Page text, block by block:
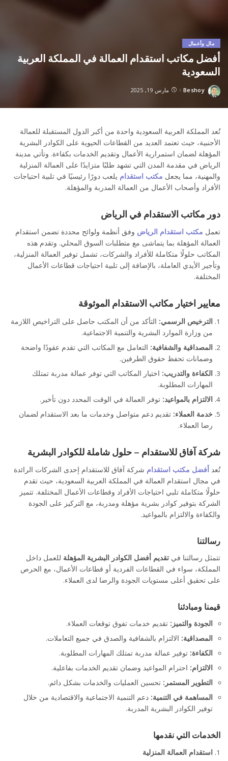
أفضل مكاتب استقدام العمالة في المملكة العربية السعودية
مال وأعمال
أفضل مكاتب استقدام العمالة في المملكة العربية
السعودية
Posted
Beshoy مارس 19, 2025
تُعد المملكة العربية السعودية واحدة من أكبر الدول المستقبلة للعمالة
الأجنبية، حيث تعتمد العديد من القطاعات الحيوية على الكوادر البشرية
المؤهلة لضمان استمرارية الأعمال وتقديم الخدمات بكفاءة. وتأتي مدينة
الرياض في مقدمة المدن التي تشهد طلبًا متزايدًا على العمالة المنزلية
والمهنية، مما يجعل مكتب استقدام يلعب دورًا رئيسيًا في تلبية احتياجات
الأفراد وأصحاب الأعمال من العمالة المدربة والمؤهلة.
دور مكاتب الاستقدام في الرياض
تعمل مكتب استقدام الرياض وفق أنظمة ولوائح محددة تضمن استقدام
العمالة المؤهلة بما يتماشى مع متطلبات السوق المحلي. وتقدم هذه
المكاتب حلولًا متكاملة للأفراد والشركات، تشمل توفير العمالة المنزلية،
وتأجير الأيدي العاملة، بالإضافة إلى تلبية احتياجات قطاعات الأعمال
المختلفة.
معايير اختيار مكاتب الاستقدام الموثوقة
الترخيص الرسمي: التأكد من أن المكتب حاصل على التراخيص اللازمة
من وزارة الموارد البشرية والتنمية الاجتماعية.
المصداقية والشفافية: التعامل مع المكاتب التي تقدم عقودًا واضحة
وضمانات تحفظ حقوق الطرفين.
الكفاءة والتدريب: اختيار المكاتب التي توفر عمالة مدربة تمتلك
المهارات المطلوبة.
الالتزام بالمواعيد: توفر العمالة في الوقت المحدد دون تأخير.
خدمة العملاء: تقديم دعم متواصل وخدمات ما بعد الاستقدام لضمان
رضا العملاء.
شركة آفاق للاستقدام – حلول شاملة للكوادر البشرية
تُعد أفضل مكتب استقدام شركة آفاق للاستقدام إحدى الشركات الرائدة
في مجال استقدام العمالة في المملكة العربية السعودية، حيث تقدم
حلولًا متكاملة تلبي احتياجات الأفراد وقطاعات الأعمال المختلفة. تتميز
الشركة بتوفير كوادر بشرية مؤهلة ومدربة، مع التركيز على الجودة
والكفاءة والالتزام بالمواعيد.
رسالتنا
تتمثل رسالتنا في تقديم أفضل الكوادر البشرية المؤهلة للعمل داخل
المملكة، سواء في القطاعات الفردية أو قطاعات الأعمال، مع الحرص
على تحقيق أعلى مستويات الجودة والرضا لدى العملاء.
قيمنا ومبادئنا
الجودة والتميز: تقديم خدمات تفوق توقعات العملاء.
المصداقية: الالتزام بالشفافية والصدق في جميع التعاملات.
الكفاءة: توفير عمالة مدربة تمتلك المهارات المطلوبة.
الالتزام: احترام المواعيد وضمان تقديم الخدمات بفاعلية.
التطوير المستمر: تحسين العمليات والخدمات بشكل دائم.
المساهمة في التنمية: دعم التنمية الاجتماعية والاقتصادية من خلال
توفير الكوادر البشرية المدربة.
الخدمات التي نقدمها
استقدام العمالة المنزلية